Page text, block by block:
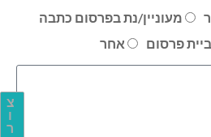
צ
ו
ר
מעוניין/נת בפרסום כתבה
פרסום
אחר